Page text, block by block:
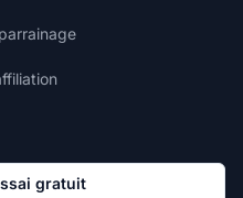
gratuit